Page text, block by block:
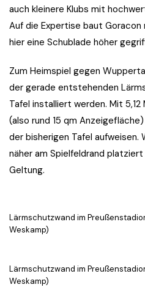
auch kleinere Klubs mit
Auf die Expertise baut Goracon
hier eine Schublade höher
Zum Heimspiel gegen
der gerade entstehenden
Tafel installiert werden. Mit
(also rund 15 qm
der bisherigen Tafel aufweisen.
näher am Spielfeldrand
Geltung.
Lärmschutzwand im
Weskamp)
Lärmschutzwand im
Weskamp)